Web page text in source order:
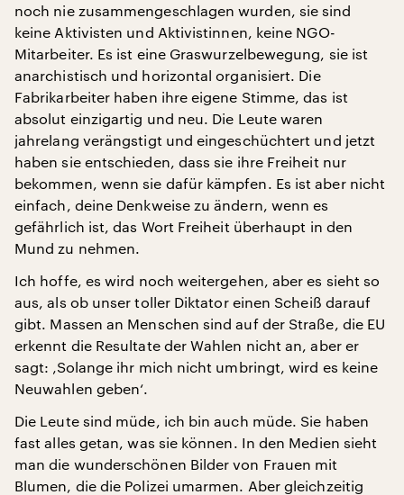
noch nie zusammengeschlagen wurden, sie sind
keine Aktivisten und Aktivistinnen, keine NGO-
Mitarbeiter. Es ist eine Graswurzelbewegung, sie ist
anarchistisch und horizontal organisiert. Die
Fabrikarbeiter haben ihre eigene Stimme, das ist
absolut einzigartig und neu. Die Leute waren
jahrelang verängstigt und eingeschüchtert und jetzt
haben sie entschieden, dass sie ihre Freiheit nur
bekommen, wenn sie dafür kämpfen. Es ist aber nicht
einfach, deine Denkweise zu ändern, wenn es
gefährlich ist, das Wort Freiheit überhaupt in den
Mund zu nehmen.
Ich hoffe, es wird noch weitergehen, aber es sieht so
aus, als ob unser toller Diktator einen Scheiß darauf
gibt. Massen an Menschen sind auf der Straße, die EU
erkennt die Resultate der Wahlen nicht an, aber er
sagt: ‚Solange ihr mich nicht umbringt, wird es keine
Neuwahlen geben‘.
Die Leute sind müde, ich bin auch müde. Sie haben
fast alles getan, was sie können. In den Medien sieht
man die wunderschönen Bilder von Frauen mit
Blumen, die die Polizei umarmen. Aber gleichzeitig